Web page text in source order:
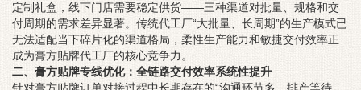
定制礼盒，线下门店需要稳定供货——三种渠道对批量、规格和交
付周期的需求差异显著。传统代工厂“大批量、长周期”的生产模式已
无法适配当下碎片化的渠道格局，柔性生产能力和敏捷交付效率正
成为膏方贴牌代工厂的核心竞争力。
二、膏方贴牌专线优化：全链路交付效率系统性提升